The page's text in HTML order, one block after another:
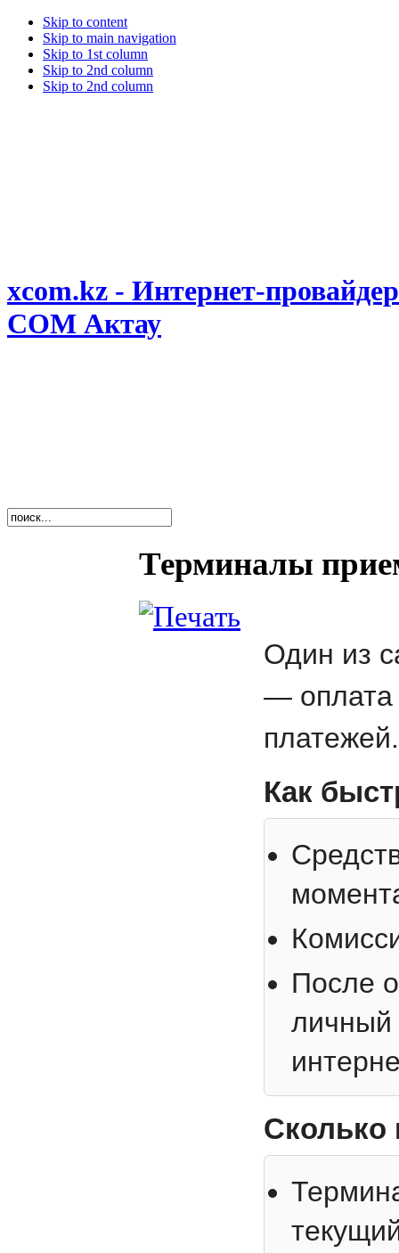
Skip to content
Skip to main navigation
Skip to 1st column
Skip to 2nd column
Skip to 2nd column
xcom.kz - Интернет-
COM Актау
Терминалы
Один из
— оплата
платежей.
Как
После
личный
Сколько